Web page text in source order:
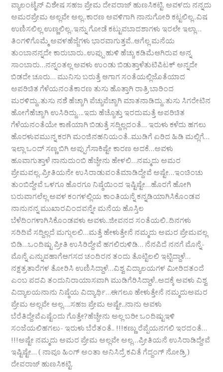
ವ್ಯಾಲಂಟೈನ್ ವಿಶೇಷ ಸಹಜ ಪ್ರೇಮ ದೇವರಾಜ್ ಹುಣಸಿಕಟ್ಟಿ. ಅವಳದು ನನ್ನದು
ಅಮರಪ್ರೇಮ ಅಲ್ಲವೇ ಅಲ್ಲ..ಕಾರಣ ಅವಳಿಗಾಗಿ ನಾನುಗೋರಿ ಕಟ್ಟಲಿಲ್ಲ..ವಿಷ
ಉಣಿಸಲಿಲ್ಲ ಉಣ್ಣಲಿಲ್ಲ..ಇನ್ನು ಗೋಡೆ ಕಟ್ಟುವಬಾದಶಾಗಳು ಇರಲೇ ಇಲ್ಲಾ…
ತಿಂಗಳಿಗೊಮ್ಮೆ ಅವಳಹೆಜ್ಜೆಗಳು ಭಾರವಾಗುತ್ತವೆ..ಆಗೆಲ್ಲ ಮನೆಯ
ತುಂಬಾನನ್ನದೇ ಕಾರುಬಾರು..ಉಪ್ಪು ಹುಳಿ ಹೆಚ್ಚು ಕಡಿಮೆಆಗಿರುವ ಅನ್ನ
ಸಾಂಬಾರು…ನನ್ನಂತಲ್ಲ ಅವಳು ಉಂಡು ಬಿಡುತ್ತಾಳೆತುಟಿಪಿಟಕ್ ಅನ್ನದೇ
ಬಿಡದೇ ಚೂರು… ಮುನಿಸು ಬರುತ್ತೆ ಆಗಾಗ ಸಂತೆಯಲ್ಲಿಜೊತೆಯಾದ
ಅಪರಿಚಿತ ಗೆಳೆಯನಂತೆಕಾರಣ ತುಸು ಹೊತ್ತಾಗಿ ರಾತ್ರಿ ಬಾರಿಂದ
ಮರಳಿದ್ದು..ತುಸು ನಶೆ ಹೆಚ್ಚಾಗಿ ಪೆಚ್ಚುಪೆಚ್ಚಾಗಿ ಮಾತನಾಡಿದ್ದು..ತುಸು ಸಿಗರೇಟಿನ
ಹೋಗೆಹೆಚ್ಚಾಗಿ ಉಸಿರಿದ್ದು….ಇದು ಹೆಚ್ಚೊತ್ತು ಇರದುಮತ್ತೆ ಅಪರಿಚಿತ
ಗೆಳೆಯನಂತೆಯೇ ಕಾಣೆಯಾಗಿ ಬಿಡುತ್ತೆ ಸದ್ದಿಲ್ಲದಂತೆ… ಇರುಳು ಕಳೆದು ಹಗಲು
ಹೊರಳುವಮುನ್ನ ಕರಗಿ ಮಂಜಿನಹನಿಯಂತೆ..ಮುಡಿಗೆ ಏರಿದ ಹಿಡಿ ಮಲ್ಲಿಗೆ…
ಇಲ್ಲಾ ಒಂದ್ ಸಣ್ಣ ಬಿಗಿ ಅಪ್ಪುಗೆಸಾಕಿಷ್ಟೇ ಕಾರಣ ಅದಕೆ…ಅವಳು
ಹೂವಾಗುತ್ತಾಳೆ ನಾನುದುಂಬಿ ಹೆಚ್ಚೇನು ಹೇಳಲಿ…ನಮ್ಮದು ಅಮರ
ಪ್ರೇಮವಲ್ಲ..ಪ್ರೀತಿಯನೇ ಉಸಿರಾಡುವಂತೆಮಾಡಿದ್ದೇವೆ ಅಷ್ಟೇ…ಇಂಚಿಂಚು
ತುಂಬಿದ್ದೇವೆ ಒಳಗೂ ಹೊರಗೂ ನಿಷ್ಠೆಯಿಂದ ಇಷ್ಟಿಷ್ಟೇ…ಹೊರಗೆ ಹೋಗಿ
ಬರುವಾಗಲೆಲ್ಲ ಅವಳ ಕಂಗಳಲ್ಲಿಯ ಕಾಂತಿಯನ್ನೆ ಕನ್ನಡಿಯಾಗಿಸಿಕೊಂಡವ
ನಾನುನನ್ನ ಮುಖಾರವಿಂದವನ್ನೇ ಮನೆಯ ಹೊಸ್ತಿಲ
ಬೆಳೆದಿಂಗಳಾಗಿಸಿಕೊಂಡವಳು ಅವಳು..ಜೀವನದ ಸಂತೆಯಲಿ..ದಿನಗಳು
ಸರಿದಿವೆ ಸದ್ದಿಲ್ಲದೆ ಮಗ್ಗುಲಲಿ…ಮತ್ತೆ ಹೇಳುತ್ತೇನೆ ನಮ್ಮದು ಅಮರ ಪ್ರೇಮವಲ್ಲ
ಬಿಡಿ…ಒಂದಿಷ್ಟು ಪ್ರೀತಿ ಉಸಿರಿದ್ದೇವೆ ಹಗಲಿರುಳಿಡಿ… ನೆನಪಿದೆ ನನಗೆ ಮೊನ್ನೆ-
ಮೊನ್ನೆ ಎನ್ನುವಹಾಗೆಆಗಸದ ಚಂದಿರನ ತಂದು ತೊಟ್ಟಿಲಲಿ ಇಟ್ಟಿದ್ದಾಳೆ…
ನಕ್ಷತ್ರತಾರೆಗಳ ತೋರಿಸಿ ಉಣಿಸಿದ್ದಾಳೆ…ವಿಶ್ವ ವಿದ್ಯಾಲಯಗಳ ಮೀರಿದತಂದೆ
ಎಂಬ ಪದವಿ ತಂದುನಿರಾಯಾಸವಾಗಿ ಮುಡಿಗೆರಿಸಿದ್ದಾಳೆ..ಅದಕ್ಕೆ ಅವಳು ವಿಶ್ವ
ವಿದ್ಯಾಲಯನಾನು ನಿಷ್ಠೆಯ ವಿದ್ಯಾರ್ಥಿ…ಈಗಲೂ ಹೇಳುತ್ತೇನೆ ನಮ್ಮದುಅಮರ
ಪ್ರೇಮ ಅಲ್ಲವೇ ಅಲ್ಲ….ಸಹಜ ಪ್ರೇಮ ಅಷ್ಟೇ..ನಾನು ಅವಳು
ಬೆರೆತಿದ್ದೇವೆಎಷ್ಟೆಂದು ಗೊತ್ತೇ?ಹೆಚ್ಚೇನು ಅಲ್ಲ ಬರೀ ಒಂದಿಷ್ಟುಇಳಿ
ಸಂಜೆಯಲಿಹಗಲು- ಇರುಳು ಬೆರೆತಂತೆ.. !!!ಕಣ್ಣು ರೆಪ್ಪೆಯನಗಲಿ ಇರದಂತೆ…
!!!ಅಷ್ಟೇ ನಮ್ಮದು ಅಮರ ಪ್ರೇಮ ಅಲ್ಲವೇ ಅಲ್ಲ…ಪ್ರೀತಿಯನೆ ಉಸಿರಾಡಿದ್ದೇವೆ
ಇಷ್ಟಿಷ್ಟೇ… ( ನಾವೂ ಹಿಂಗ್ ಅಂತಾ ಅನಿಸಿದ್ರೆ ಕವಿತೆ ಗೆದ್ದಂಗ್ ನೋಡ್ರಿ )
ದೇವರಾಜ್ ಹುಣಸಿಕಟ್ಟಿ.